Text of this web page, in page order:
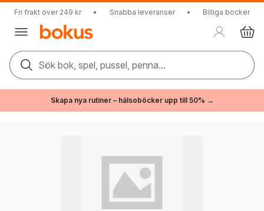
Fri frakt över 249 kr • Snabba leveranser • Billiga böcker
Sök bok, spel, pussel, penna...
Skapa nya rutiner – hälsoböcker upp till 50% →